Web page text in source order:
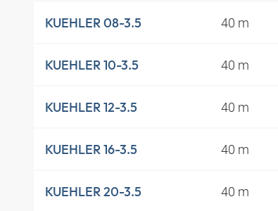
KUEHLER 08-3.5 40 m
KUEHLER 10-3.5 40 m
KUEHLER 12-3.5 40 m
KUEHLER 16-3.5 40 m
KUEHLER 20-3.5 40 m